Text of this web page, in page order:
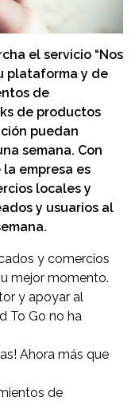
el servicio “Nos
plataforma y de
de
de productos
puedan
semana. Con
empresa es
locales y
y usuarios al
y comercios
mejor momento.
y apoyar al
To Go no ha
Ahora más que
de